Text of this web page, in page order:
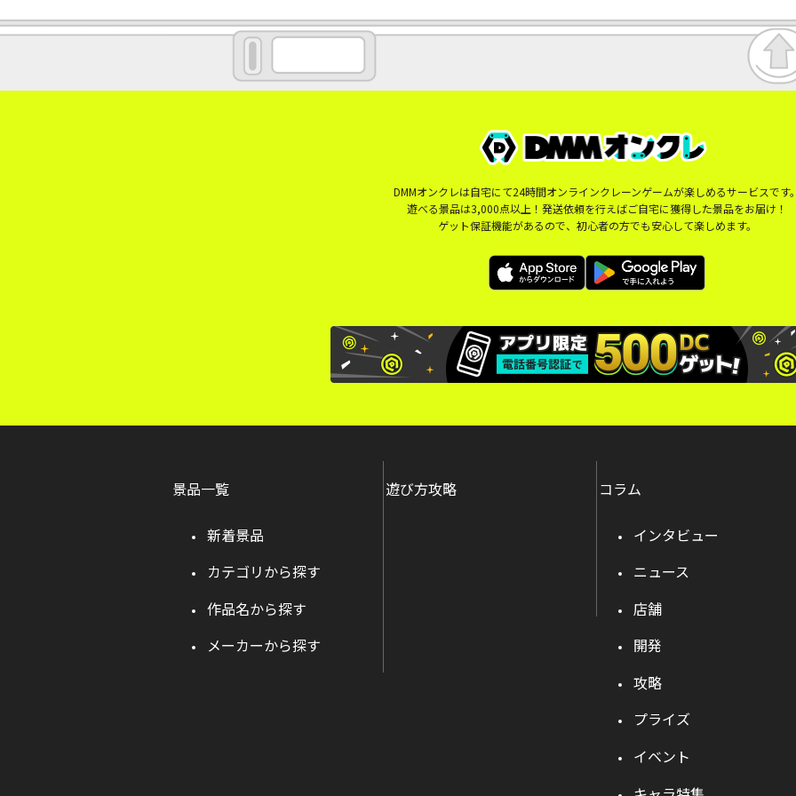
DMMオンクレは自宅にて24時間オンラインクレーンゲームが楽しめるサービスです
遊べる景品は3,000点以上！発送依頼を行えばご自宅に獲得した景品をお届け！
ゲット保証機能があるので、初心者の方でも安心して楽しめます。
景品一覧
新着景品
カテゴリから探す
作品名から探す
メーカーから探す
遊び方攻略 コラム
インタビュー
ニュース
店舗
開発
攻略
プライズ
イベント